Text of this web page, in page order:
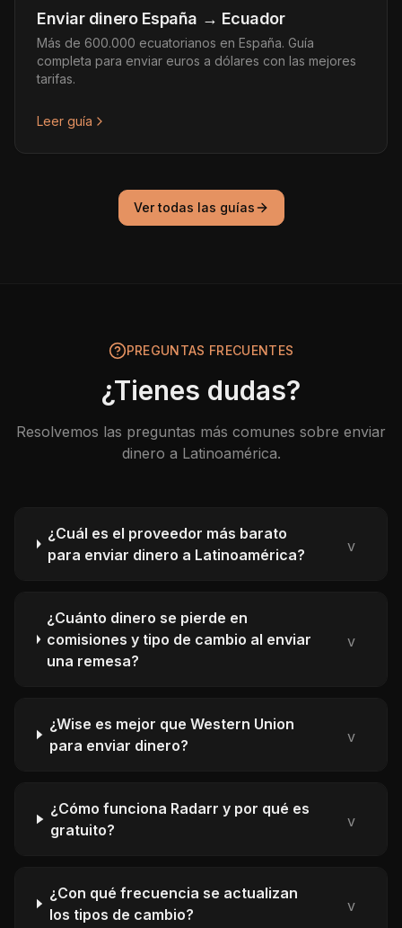
Enviar dinero España → Ecuador
Más de 600.000 ecuatorianos en España. Guía
completa para enviar euros a dólares con las mejores
tarifas.
Leer guía
Ver todas las guías
PREGUNTAS FRECUENTES
¿Tienes dudas?
Resolvemos las preguntas más comunes sobre enviar
dinero a Latinoamérica.
¿Cuál es el proveedor más barato
para enviar dinero a Latinoamérica?
v
¿Cuánto dinero se pierde en
comisiones y tipo de cambio al enviar
una remesa?
v
¿Wise es mejor que Western Union
para enviar dinero?
v
¿Cómo funciona Radarr y por qué es
gratuito?
v
¿Con qué frecuencia se actualizan
los tipos de cambio?
v